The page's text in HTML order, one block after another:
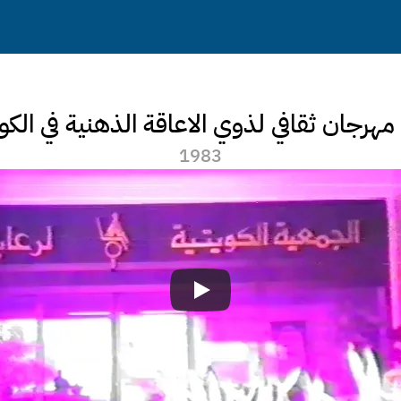
ثقافي لذوي الاعاقة الذهنية في
1983